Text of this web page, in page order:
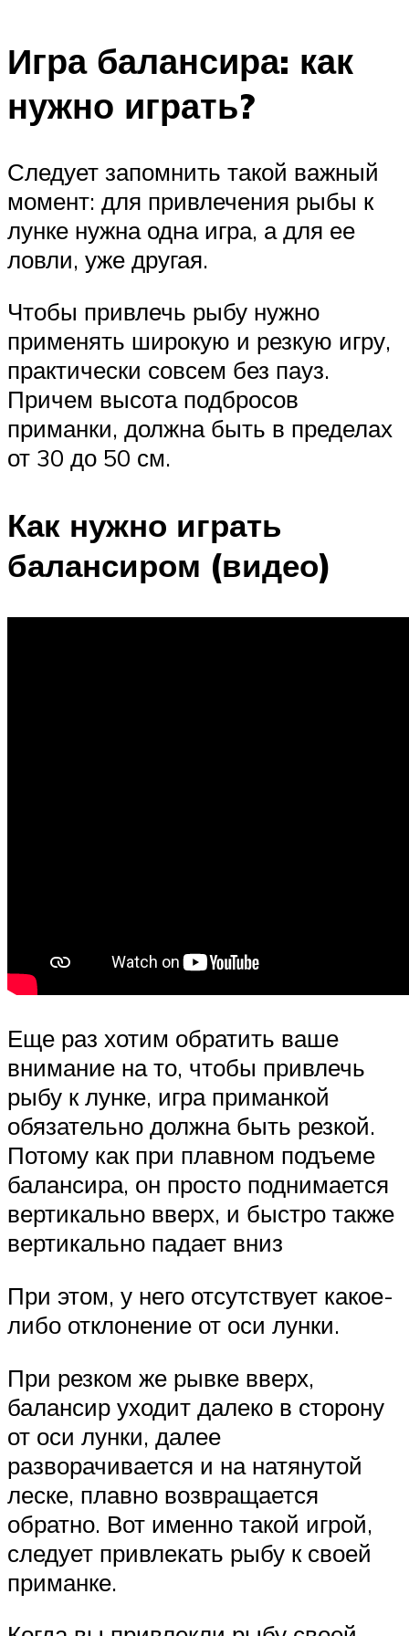
Игра балансира: как
нужно играть?
Следует запомнить такой важный
момент: для привлечения рыбы к
лунке нужна одна игра, а для ее
ловли, уже другая.
Чтобы привлечь рыбу нужно
применять широкую и резкую игру,
практически совсем без пауз.
Причем высота подбросов
приманки, должна быть в пределах
от 30 до 50 см.
Как нужно играть
балансиром (видео)
Еще раз хотим обратить ваше
внимание на то, чтобы привлечь
рыбу к лунке, игра приманкой
обязательно должна быть резкой.
Потому как при плавном подъеме
балансира, он просто поднимается
вертикально вверх, и быстро также
вертикально падает вниз
При этом, у него отсутствует какое-
либо отклонение от оси лунки.
При резком же рывке вверх,
балансир уходит далеко в сторону
от оси лунки, далее
разворачивается и на натянутой
леске, плавно возвращается
обратно. Вот именно такой игрой,
следует привлекать рыбу к своей
приманке.